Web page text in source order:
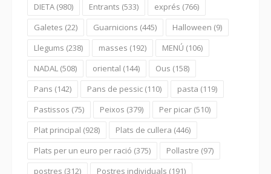
DIETA (980) Entrants (533) exprés (766)
Galetes (22) Guarnicions (445) Halloween (9)
Llegums (238) masses (192) MENÚ (106)
NADAL (508) oriental (144) Ous (158)
Pans (142) Pans de pessic (110) pasta (119)
Pastissos (75) Peixos (379) Per picar (510)
Plat principal (928) Plats de cullera (446)
Plats per un euro per ració (375) Pollastre (97)
postres (312) Postres individuals (191)